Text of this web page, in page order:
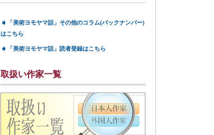
➧
「美術ヨモヤマ話」その他のコラム(バックナンバー)
はこちら
➧ 「美術ヨモヤマ話」読者登録はこちら
取扱い作家一覧